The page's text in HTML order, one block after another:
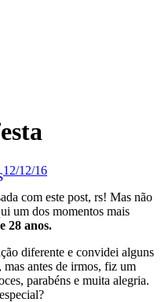
12/12/16
com este post, rs! Mas não
um dos momentos mais
28 anos.
diferente e convidei alguns
antes de irmos, fiz um
parabéns e muita alegria.